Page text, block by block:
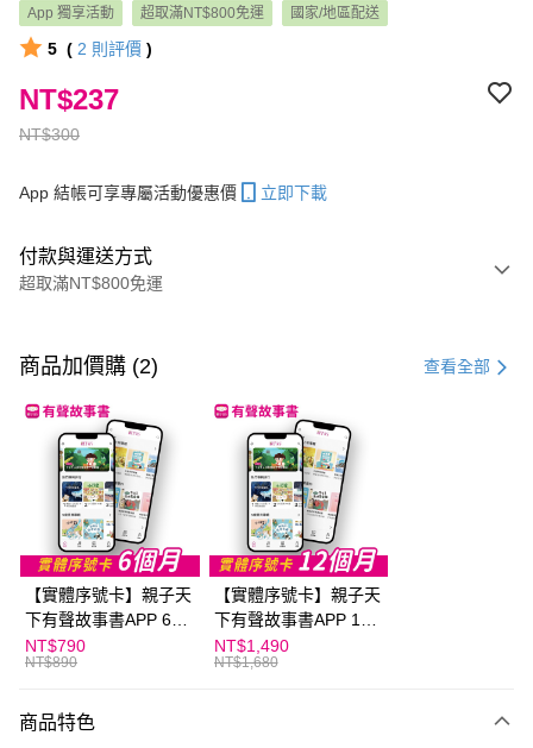
App 獨享活動 超取滿NT$800免運 國家/地區配送
5 ( 2 則評價 )
NT$300
NT$237
App 結帳可享專屬活動優惠價 立即下載
付款與運送方式
超取滿NT$800免運
信用卡一次付款
LINE Pay
Apple Pay
大哥付你分期
相關說明
【大哥付你分期使用說明】
1.本服務由台灣大哥大提供，台灣大哥大用戶可立即使用無須另外申請。
2.付款方式選擇「大哥付你分期」，訂單成立後會自動跳轉到大哥付的交易
流程，驗證手機門號後，選擇欲分期的期數、繳款截止日，確認付款後即完
成交易。
3.實際核准額度、可分期數及費用金額請依後續交易確認頁面所載為準。
法說明評估內容。
AFTEE先享後付
相關說明
【關於「AFTEE先享後付」】
AFTEE先享後付是「在收到商品之後才付款」的支付方式。 讓您購物簡單
便利好安心！
２．便利：只要手機號碼，簡訊認證，即可結帳。
３．安心：先確認商品／服務後，再付款。
ATM付款
商品加價購 (2) 查看全部
【實體序號卡】親子天
下有聲故事書APP 6個
月
NT$790
NT$890
【實體序號卡】親子天
下有聲故事書APP 12
個月
NT$1,490
NT$1,680
商品特色